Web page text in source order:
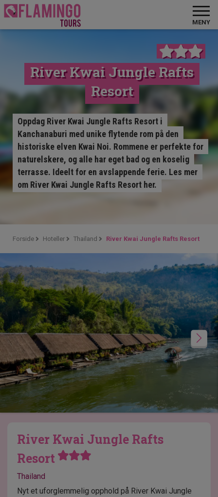
MENY
River Kwai Jungle Rafts
Resort
Oppdag River Kwai Jungle Rafts Resort i
Kanchanaburi med unike flytende rom på den
historiske elven Kwai Noi. Rommene er perfekte for
naturelskere, og alle har eget bad og en koselig
terrasse. Ideelt for en avslappende ferie. Les mer
om River Kwai Jungle Rafts Resort her.
Forside Hoteller Thailand River Kwai Jungle Rafts Resort
River Kwai Jungle Rafts
Resort
Thailand
Nyt et uforglemmelig opphold på River Kwai Jungle